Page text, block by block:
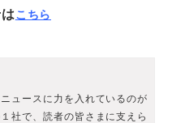
こちら
ュースに力を入れているのが
社で、読者の皆さまに支えら